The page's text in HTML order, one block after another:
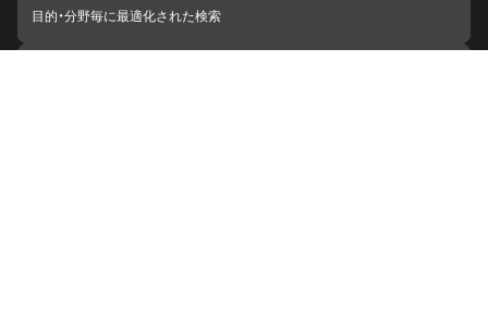
目的・分野毎に最適化された検索